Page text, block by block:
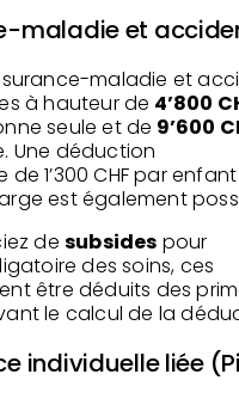
maladie et
maladie et
à hauteur de 4’800
seule et de 9’600
Une déduction
1’300 CHF par
est également
de subsides pour
des soins, ces
être déduits des
le calcul de la
individuelle liée